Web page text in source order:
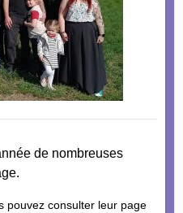
de nombreuses
pouvez consulter leur page